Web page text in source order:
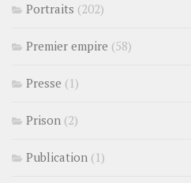
Portraits (202)
Premier empire (58)
Presse (1)
Prison (2)
Publication (1)